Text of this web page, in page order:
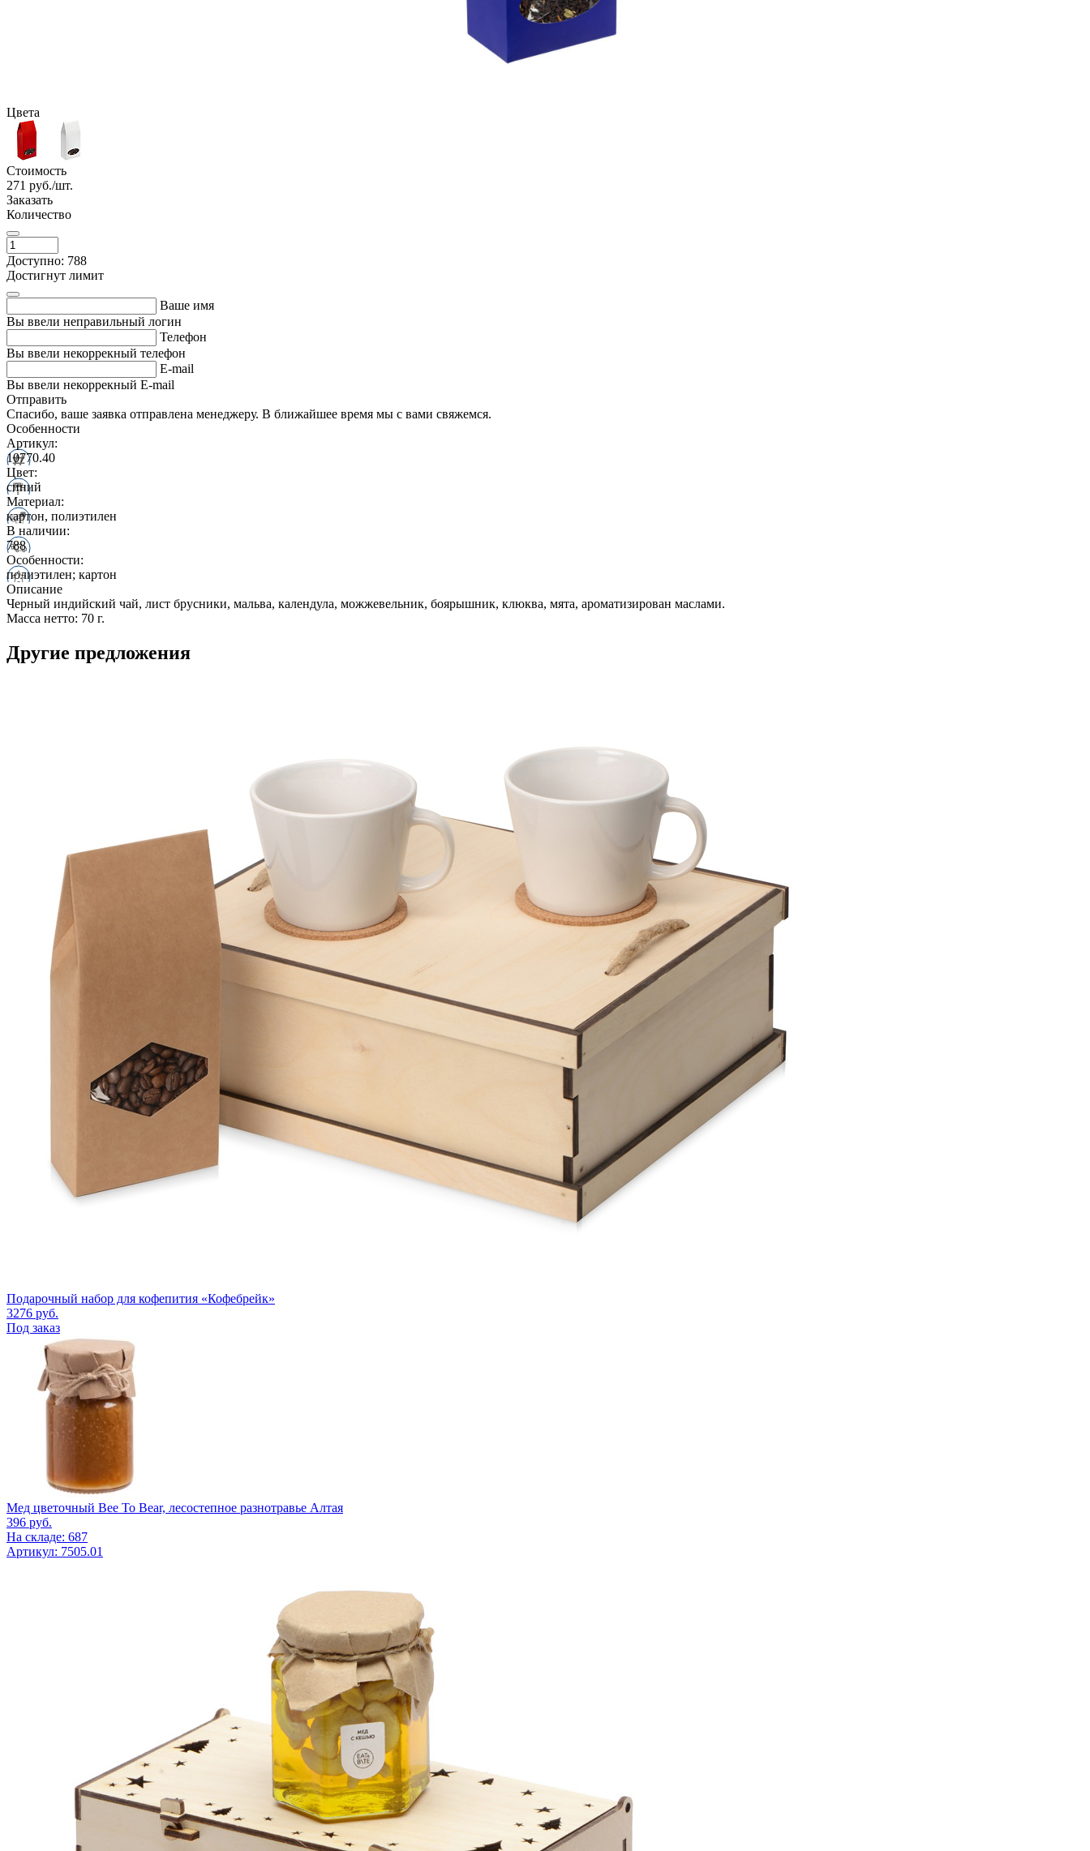
Цвета
Стоимость
271 руб./шт.
Заказать
Количество
Доступно: 788
Достигнут лимит
Ваше имя
Вы ввели неправильный логин
Телефон
Вы ввели некоррекный телефон
E-mail
Вы ввели некоррекный E-mail
Отправить
Спасибо, ваше заявка отправлена менеджеру. В ближайшее время мы с вами свяжемся.
Особенности
Артикул:
10770.40
Цвет:
синий
Материал:
картон, полиэтилен
В наличии:
788
Особенности:
полиэтилен; картон
Описание
Черный индийский чай, лист брусники, мальва, календула, можжевельник, боярышник, клюква, мята, ароматизирован маслами.
Масса нетто: 70 г.
Другие предложения
Подарочный набор для кофепития «Кофебрейк»
3276 руб.
Под заказ
Мед цветочный Bee To Bear, лесостепное разнотравье Алтая
396 руб.
На складе: 687
Артикул: 7505.01